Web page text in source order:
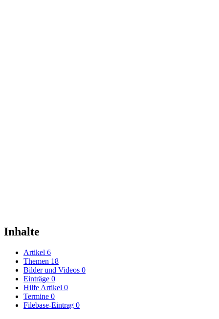
Inhalte
Artikel 6
Themen 18
Bilder und Videos 0
Einträge 0
Hilfe Artikel 0
Termine 0
Filebase-Eintrag 0